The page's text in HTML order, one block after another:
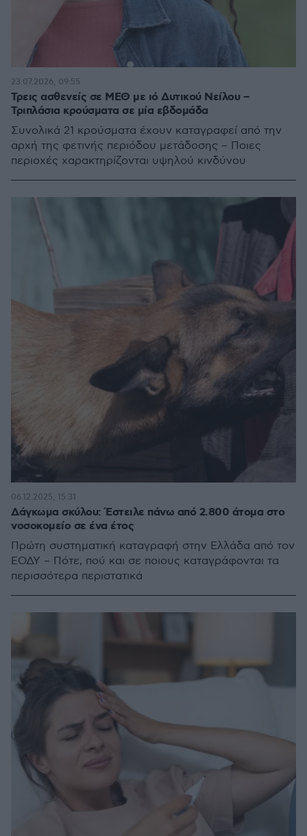
Τρεις ασθενείς σε ΜΕΘ με ιό Δυτικού Νείλου –
Τριπλάσια κρούσματα σε μία εβδομάδα
Συνολικά 21 κρούσματα έχουν καταγραφεί από την
αρχή της φετινής περιόδου μετάδοσης – Ποιες
περιοχές χαρακτηρίζονται υψηλού κινδύνου
23.07.2026, 09:55
Δάγκωμα σκύλου: Έστειλε πάνω από 2.800 άτομα στο
νοσοκομείο σε ένα έτος
Πρώτη συστηματική καταγραφή στην Ελλάδα από τον
ΕΟΔΥ – Πότε, πού και σε ποιους καταγράφονται τα
περισσότερα περιστατικά
06.12.2025, 15:31